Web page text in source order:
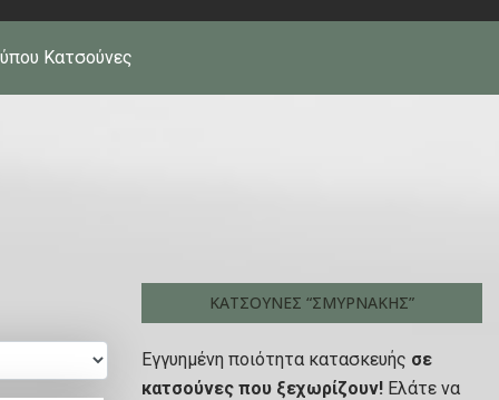
Κατσούνες
ΚΑΤΣΟΎΝΕΣ “ΣΜΥΡΝΆΚΗΣ”
Εγγυημένη ποιότητα κατασκευής σε
κατσούνες που ξεχωρίζουν! Ελάτε να